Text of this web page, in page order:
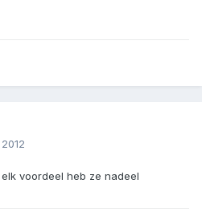
voordeel heb ze nadeel